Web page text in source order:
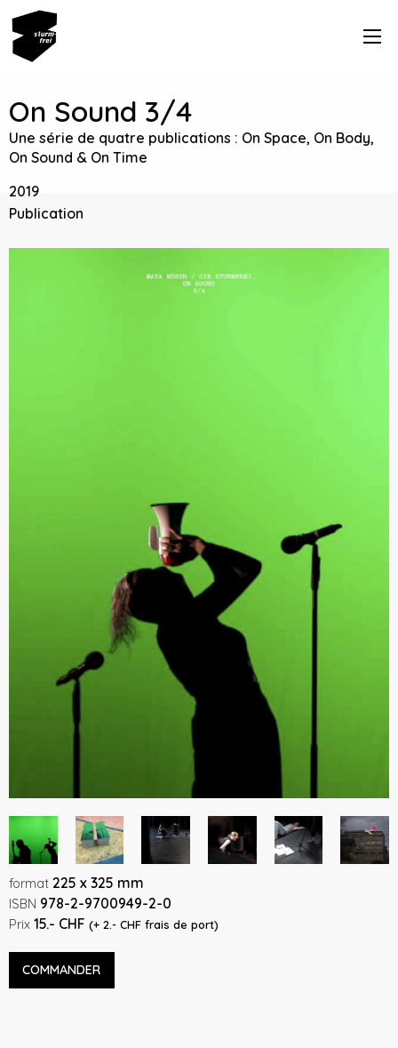
On Sound 3/4
Une série de quatre publications : On Space, On Body,
On Sound & On Time
2019
Publication
format 225 x 325 mm
ISBN 978-2-9700949-2-0
Prix 15.- CHF (+ 2.- CHF frais de port)
COMMANDER